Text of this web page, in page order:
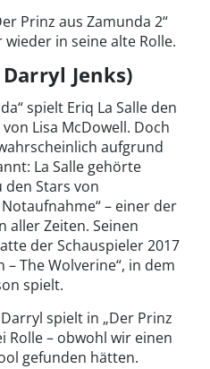
Prinz aus Zamunda 2“
in seine alte Rolle.
Jenks)
spielt Eriq La Salle den
Lisa McDowell. Doch
aufgrund
La Salle gehörte
den Stars von
– einer der
aller Zeiten. Seinen
der Schauspieler 2017
The Wolverine“, in dem
spielt.
spielt in „Der Prinz
Rolle – obwohl wir einen
gefunden hätten.